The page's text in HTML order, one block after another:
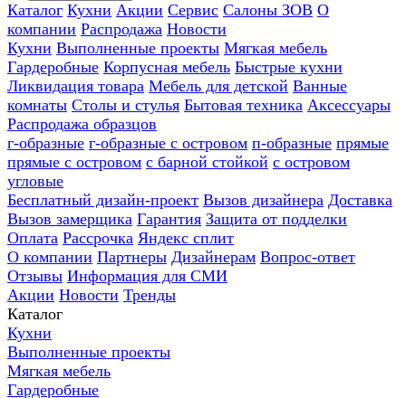
Каталог Кухни Акции Сервис Салоны ЗОВ О
компании Распродажа Новости
Кухни Выполненные проекты Мягкая мебель
Гардеробные Корпусная мебель Быстрые кухни
Ликвидация товара Мебель для детской Ванные
комнаты Столы и стулья Бытовая техника Аксессуары
Распродажа образцов
г-образные г-образные с островом п-образные прямые
прямые с островом с барной стойкой с островом
угловые
Бесплатный дизайн-проект Вызов дизайнера Доставка
Вызов замерщика Гарантия Защита от подделки
Оплата Рассрочка Яндекс сплит
О компании Партнеры Дизайнерам Вопрос-ответ
Отзывы Информация для СМИ
Акции Новости Тренды
Каталог
Кухни
Выполненные проекты
Мягкая мебель
Гардеробные